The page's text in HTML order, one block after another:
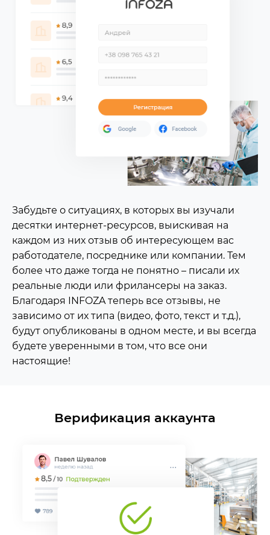
Забудьте о ситуациях, в которых вы изучали
десятки интернет-ресурсов, выискивая на
каждом из них отзыв об интересующем вас
работодателе, посреднике или компании. Тем
более что даже тогда не понятно – писали их
реальные люди или фрилансеры на заказ.
Благодаря INFOZA теперь все отзывы, не
зависимо от их типа (видео, фото, текст и т.д.),
будут опубликованы в одном месте, и вы всегда
будете уверенными в том, что все они
настоящие!
Верификация аккаунта